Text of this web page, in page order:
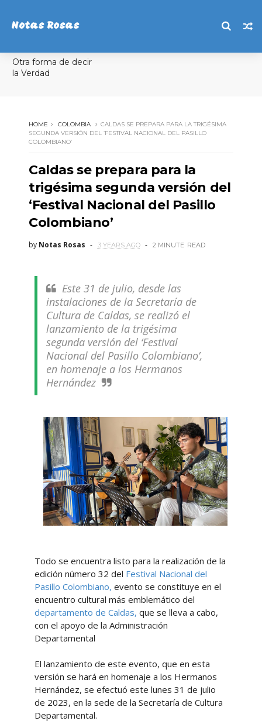
Notas Rosas
Otra forma de decir
la Verdad
HOME COLOMBIA
CALDAS SE PREPARA PARA LA TRIGÉSIMA
SEGUNDA VERSIÓN DEL ‘FESTIVAL NACIONAL DEL PASILLO
COLOMBIANO’
Caldas se prepara para la
trigésima segunda versión del
‘Festival Nacional del Pasillo
Colombiano’
by Notas Rosas 3 YEARS AGO 2 MINUTE READ
Este 31 de julio, desde las
instalaciones de la Secretaría de
Cultura de Caldas, se realizó el
lanzamiento de la trigésima
segunda versión del ‘Festival
Nacional del Pasillo Colombiano’,
en homenaje a los Hermanos
Hernández
Todo se encuentra listo para la realización de la
edición número 32 del Festival Nacional del
Pasillo Colombiano, evento se constituye en el
encuentro cultural más emblemático del
departamento de Caldas, que se lleva a cabo,
con el apoyo de la Administración
Departamental
El lanzamiento de este evento, que en esta
versión se hará en homenaje a los Hermanos
Hernández, se efectuó este lunes 31 de julio
de 2023, en la sede de la Secretaría de Cultura
Departamental.